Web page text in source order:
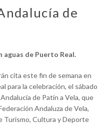
de
aguas de Puerto Real.
cita este fin de semana en
para la celebración, el sábado
de Patín a Vela, que
Andaluza de Vela,
Turismo, Cultura y Deporte